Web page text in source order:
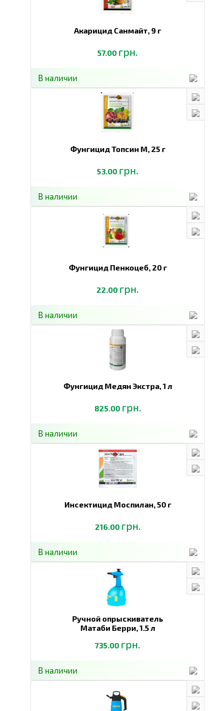
Акарицид Санмайт, 9 г
57.00 грн.
В наличии
Фунгицид Топсин М, 25 г
53.00 грн.
В наличии
Фунгицид Пенкоцеб, 20 г
22.00 грн.
В наличии
Фунгицид Медян Экстра,1 л
825.00 грн.
В наличии
Инсектицид Моспилан,50 г
216.00 грн.
В наличии
Ручной опрыскиватель
Матаби Берри,1.5 л
735.00 грн.
В наличии